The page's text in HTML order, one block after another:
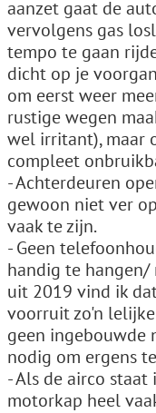
aanzet gaat de
vervolgens gas
tempo te gaan
dicht op je
om eerst weer
rustige wegen
wel irritant), maar
compleet
- Achterdeuren
gewoon niet ver
vaak te zijn.
- Geen
handig te hangen/
uit 2019 vind ik
voorruit zo'n
geen ingebouwde
nodig om ergens
- Als de airco
motorkap heel